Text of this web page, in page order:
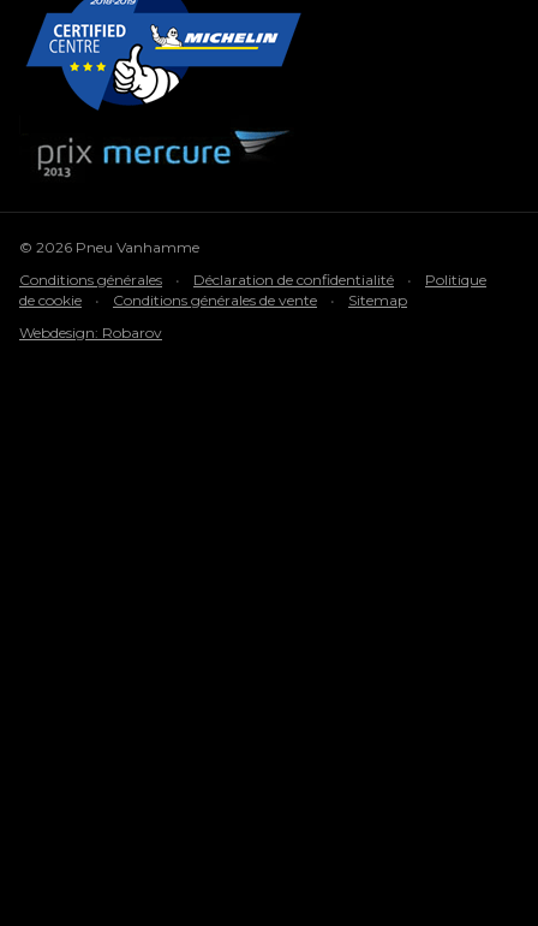
© 2026 Pneu Vanhamme
Conditions générales
• Déclaration de confidentialité •
Politique
de cookie
• Conditions générales de vente •
Sitemap
Webdesign: Robarov